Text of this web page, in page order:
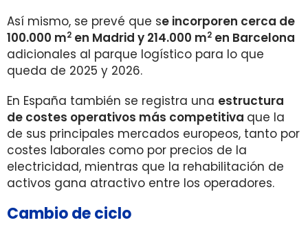
Así mismo, se prevé que se incorporen cerca de
100.000 m2 en Madrid y 214.000 m2 en Barcelona
adicionales al parque logístico para lo que
queda de 2025 y 2026.
En España también se registra una estructura
de costes operativos más competitiva que la
de sus principales mercados europeos, tanto por
costes laborales como por precios de la
electricidad, mientras que la rehabilitación de
activos gana atractivo entre los operadores.
Cambio de ciclo